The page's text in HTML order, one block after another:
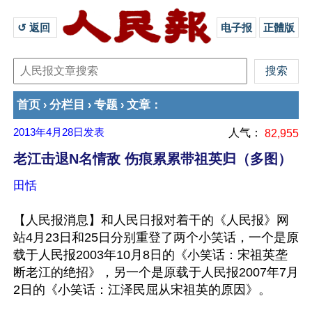
↺ 返回 电子报 正體版
首页 › 分栏目 › 专题 › 文章 ：
2013年4月28日 发表 人气： 82,955
老江击退N名情敌 伤痕累累带祖英归（多图）
田恬
【人民报消息】和人民日报对着干的《人民报》网
站4月23日和25日分别重登了两个小笑话，一个是原
载于人民报2003年10月8日的《小笑话：宋祖英垄
断老江的绝招》，另一个是原载于人民报2007年7月
2日的《小笑话：江泽民屈从宋祖英的原因》。